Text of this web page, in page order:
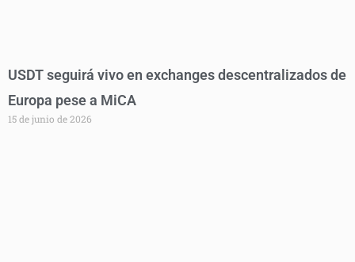
USDT seguirá vivo en exchanges descentralizados de
Europa pese a MiCA
15 de junio de 2026